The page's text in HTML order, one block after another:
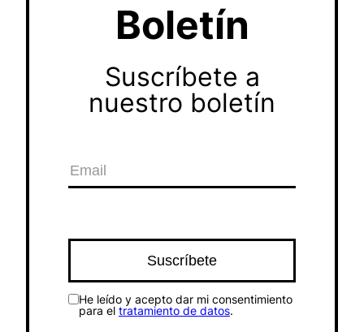
Boletín
Suscríbete a
nuestro boletín
He leído y acepto dar mi consentimiento
para el tratamiento de datos.